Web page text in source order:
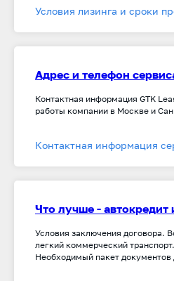
Условия лизинга и сроки
Адрес и телефон
Контактная информация GTK
работы компании в Москве и
Контактная информация
Что лучше - автокредит
Условия заключения договора.
легкий коммерческий
Необходимый пакет